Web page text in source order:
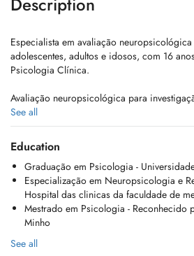
Especialista em avaliação
adolescentes, adultos e idosos, com 16
Psicologia Clínica.
Avaliação neuropsicológica para
Transtorno de Déficit de Atenção/
Transtornos Específicos da Aprendizagem
Transtorno do Espectro Autista (TEA).
Altas Habilidades / Superdotação.
Demências (Doença de Alzheimer e outras).
Outros quadros que afetam a cognição e o
Atua com uma abordagem baseada em
fornecendo uma avaliação abrangente que
See all
Education
Graduação em Psicologia -
Especialização em Neuropsicologia e
Hospital das clinicas da faculdade de
Mestrado em Psicologia - Reconhecido
Minho
See all